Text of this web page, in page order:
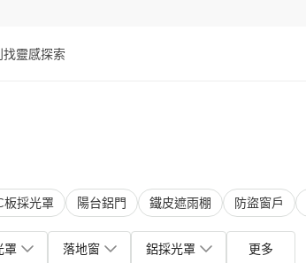
找靈感探索
板採光罩 陽台鋁門 鐵皮遮雨棚 防盜窗戶
罩 落地窗 鋁採光罩 更多